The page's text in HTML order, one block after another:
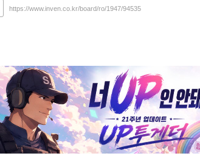
https://www.inven.co.kr/board/ro/1947/94535